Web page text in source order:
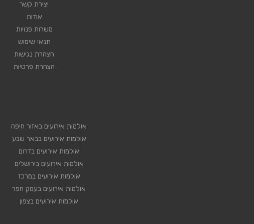
יצירת קשר
אודות
משרות פנויות
תנאי שימוש
הצהרת נגישות
הצהרת פרטיות
אולמות אירועים באזור חיפה
אולמות אירועים בבאר שבע
אולמות אירועים בדרום
אולמות אירועים בירושלים
אולמות אירועים במרכז
אולמות אירועים בעמק חפר
אולמות אירועים בצפון